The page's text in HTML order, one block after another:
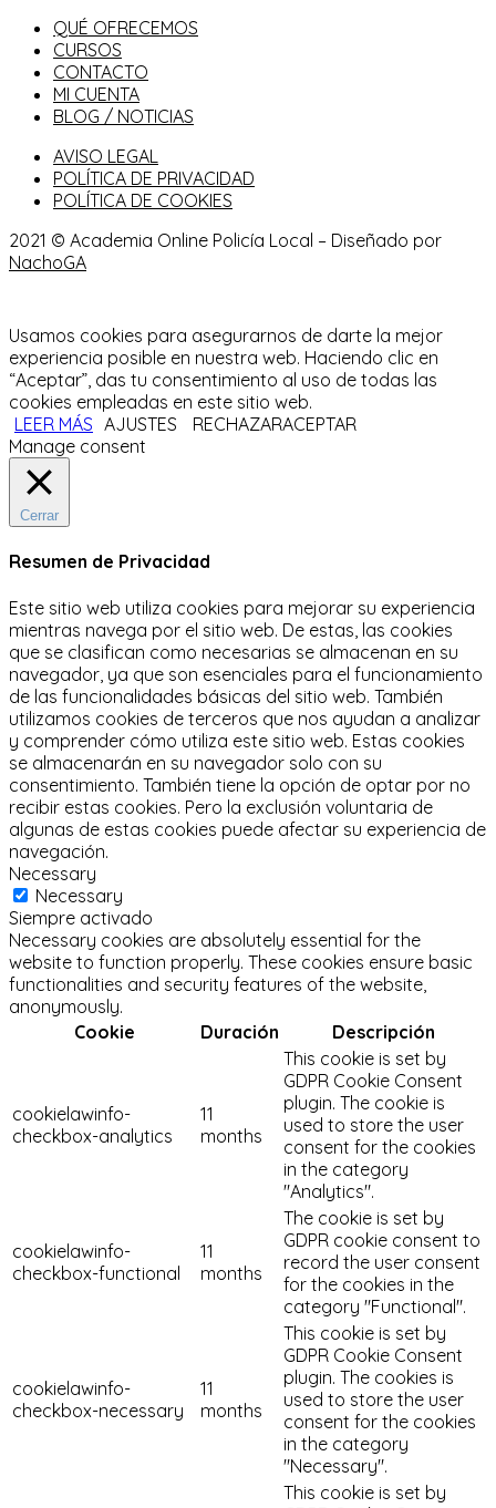
QUÉ OFRECEMOS
CURSOS
CONTACTO
MI CUENTA
BLOG / NOTICIAS
AVISO LEGAL
POLÍTICA DE PRIVACIDAD
POLÍTICA DE COOKIES
2021 © Academia Online Policía Local – Diseñado por
NachoGA
Usamos cookies para asegurarnos de darte la mejor
experiencia posible en nuestra web. Haciendo clic en
“Aceptar”, das tu consentimiento al uso de todas las
cookies empleadas en este sitio web.
LEER MÁS AJUSTES RECHAZARACEPTAR
Manage consent
Cerrar
Resumen de Privacidad
Este sitio web utiliza cookies para mejorar su experiencia
mientras navega por el sitio web. De estas, las cookies
que se clasifican como necesarias se almacenan en su
navegador, ya que son esenciales para el funcionamiento
de las funcionalidades básicas del sitio web. También
utilizamos cookies de terceros que nos ayudan a analizar
y comprender cómo utiliza este sitio web. Estas cookies
se almacenarán en su navegador solo con su
consentimiento. También tiene la opción de optar por no
recibir estas cookies. Pero la exclusión voluntaria de
algunas de estas cookies puede afectar su experiencia de
navegación.
Necessary
Necessary
Siempre activado
Necessary cookies are absolutely essential for the
website to function properly. These cookies ensure basic
functionalities and security features of the website,
anonymously.
Cookie
Duración Descripción
cookielawinfo-
checkbox-analytics
11
months
This cookie is set by
GDPR Cookie Consent
plugin. The cookie is
used to store the user
consent for the cookies
in the category
"Analytics".
cookielawinfo-
checkbox-functional
11
months
The cookie is set by
GDPR cookie consent to
record the user consent
for the cookies in the
category "Functional".
cookielawinfo-
checkbox-necessary
11
months
This cookie is set by
GDPR Cookie Consent
plugin. The cookies is
used to store the user
consent for the cookies
in the category
"Necessary".
This cookie is set by